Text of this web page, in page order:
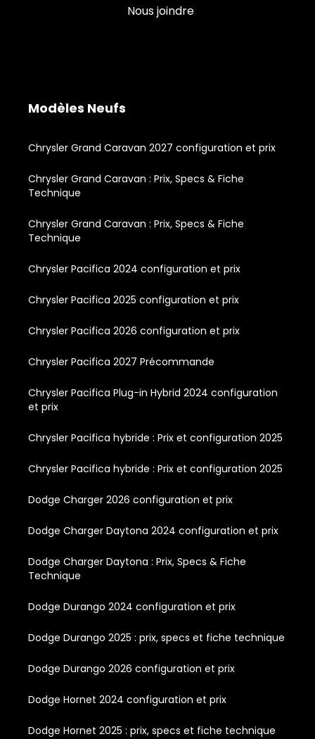
Nous joindre
Modèles Neufs
Chrysler Grand Caravan 2027 configuration et prix
Chrysler Grand Caravan : Prix, Specs & Fiche
Technique
Chrysler Grand Caravan : Prix, Specs & Fiche
Technique
Chrysler Pacifica 2024 configuration et prix
Chrysler Pacifica 2025 configuration et prix
Chrysler Pacifica 2026 configuration et prix
Chrysler Pacifica 2027 Précommande
Chrysler Pacifica Plug-in Hybrid 2024 configuration
et prix
Chrysler Pacifica hybride : Prix et configuration 2025
Chrysler Pacifica hybride : Prix et configuration 2025
Dodge Charger 2026 configuration et prix
Dodge Charger Daytona 2024 configuration et prix
Dodge Charger Daytona : Prix, Specs & Fiche
Technique
Dodge Durango 2024 configuration et prix
Dodge Durango 2025 : prix, specs et fiche technique
Dodge Durango 2026 configuration et prix
Dodge Hornet 2024 configuration et prix
Dodge Hornet 2025 : prix, specs et fiche technique